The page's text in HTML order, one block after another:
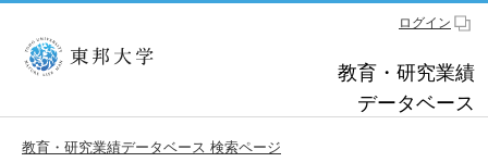
ログイン
教育・研究業績
データベース
教育・研究業績データベース 検索ページ